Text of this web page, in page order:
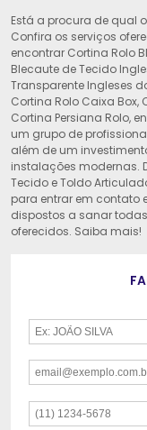
Está a procura de qual
Confira os serviços
encontrar Cortina Rolo
Blecaute de Tecido
Transparente Ingleses
Cortina Rolo Caixa Box,
Cortina Persiana Rolo,
um grupo de
além de um
instalações modernas.
Tecido e Toldo
para entrar em contato
dispostos a sanar
oferecidos. Saiba mais!